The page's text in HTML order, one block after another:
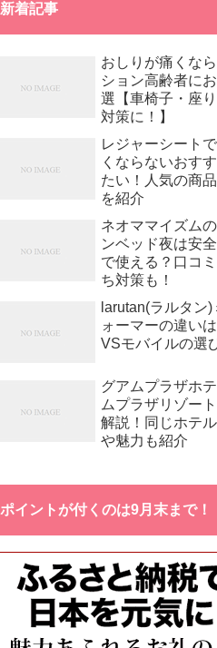
新着記事
おしりが痛くな
ション高齢者に
選【車椅子・座
対策に！】
レジャーシート
くならないおす
たい！人気の商
を紹介
ネオママイズム
ンベッド夜は安
で使える？口コ
ち対策も！
larutan(ラルタン)
ォーマーの違い
VSモバイルの選
グアムプラザホ
ムプラザリゾー
解説！同じホテ
や魅力も紹介
ポイントが付くのは9月末まで！